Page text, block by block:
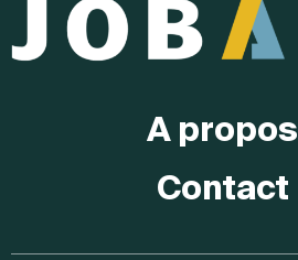
A propos
Contact